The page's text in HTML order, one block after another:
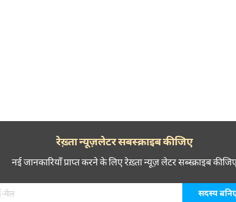
रेख़्ता न्यूज़लेटर सबस्क्राइब कीजिए
नई जानकारियाँ प्राप्त करने के लिए रेख़्ता न्यूज़ लेटर सब्स्क्राइब